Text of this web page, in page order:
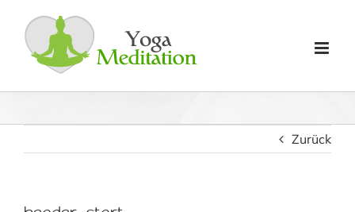
Inhalt
springen
Zurück